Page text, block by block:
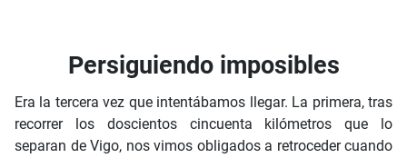
Persiguiendo imposibles
Era la tercera vez que intentábamos llegar. La primera, tras
recorrer los doscientos cincuenta kilómetros que lo
separan de Vigo, nos vimos obligados a retroceder cuando